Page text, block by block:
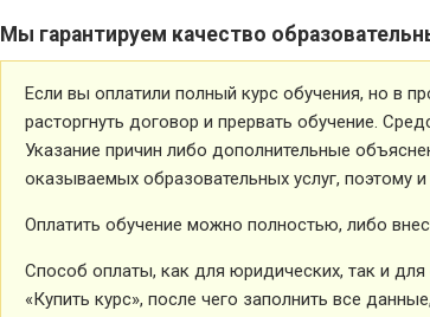
Мы гарантируем качество
Если вы оплатили полный курс обучения, но в
расторгнуть договор и прервать обучение.
Указание причин либо дополнительные
оказываемых образовательных услуг, поэтому
Оплатить обучение можно полностью, либо
Способ оплаты, как для юридических, так и
«Купить курс», после чего заполнить все